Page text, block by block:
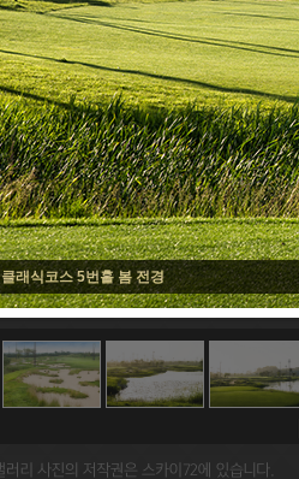
클래식코스 5번홀 봄 전경